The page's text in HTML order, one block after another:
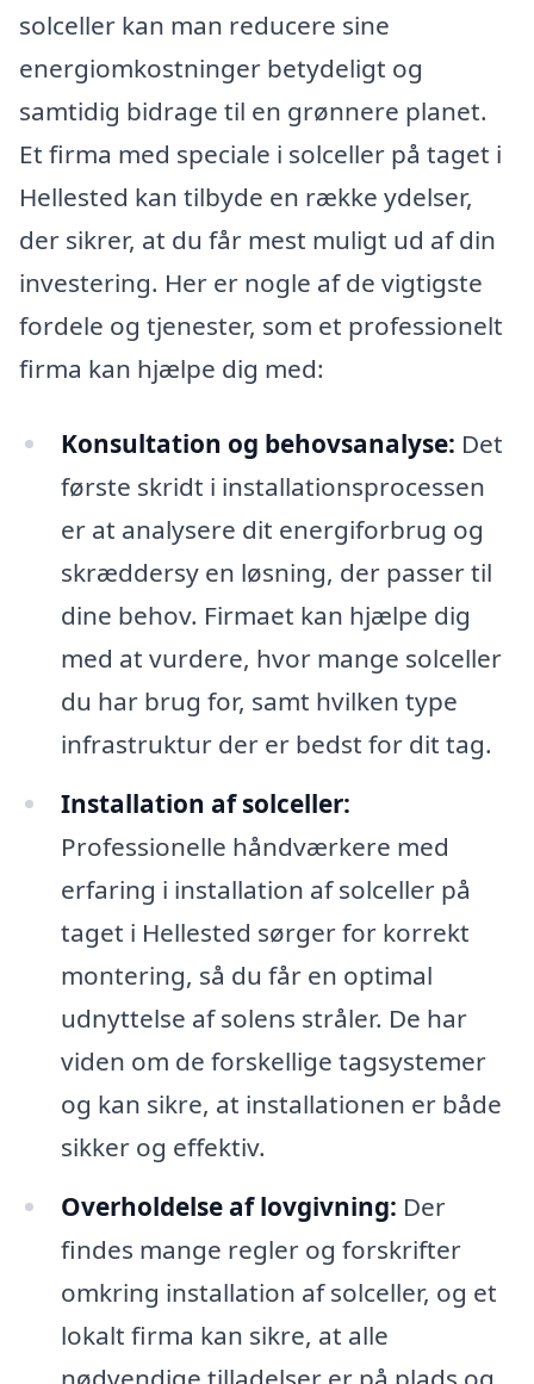
solceller kan man reducere sine
energiomkostninger betydeligt og
samtidig bidrage til en grønnere planet.
Et firma med speciale i solceller på taget i
Hellested kan tilbyde en række ydelser,
der sikrer, at du får mest muligt ud af din
investering. Her er nogle af de vigtigste
fordele og tjenester, som et professionelt
firma kan hjælpe dig med:
Konsultation og behovsanalyse: Det
første skridt i installationsprocessen
er at analysere dit energiforbrug og
skræddersy en løsning, der passer til
dine behov. Firmaet kan hjælpe dig
med at vurdere, hvor mange solceller
du har brug for, samt hvilken type
infrastruktur der er bedst for dit tag.
Installation af solceller:
Professionelle håndværkere med
erfaring i installation af solceller på
taget i Hellested sørger for korrekt
montering, så du får en optimal
udnyttelse af solens stråler. De har
viden om de forskellige tagsystemer
og kan sikre, at installationen er både
sikker og effektiv.
Overholdelse af lovgivning: Der
findes mange regler og forskrifter
omkring installation af solceller, og et
lokalt firma kan sikre, at alle